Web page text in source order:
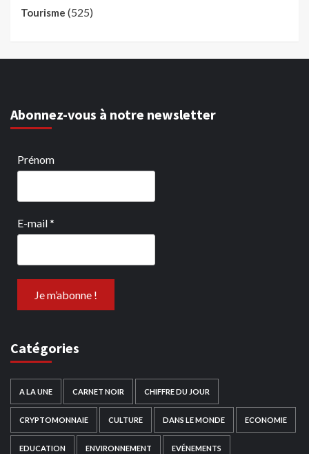
Tourisme (525)
Abonnez-vous à notre newsletter
Prénom
E-mail*
Catégories
A LA UNE CARNET NOIR CHIFFRE DU JOUR
CRYPTOMONNAIE CULTURE DANS LE MONDE ECONOMIE
EDUCATION ENVIRONNEMENT EVÉNEMENTS